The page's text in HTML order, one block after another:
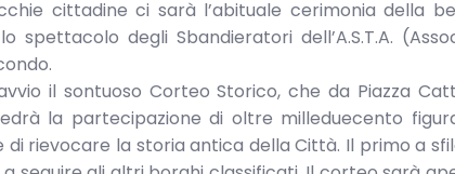
cittadine ci sarà l’abituale cerimonia della
spettacolo degli Sbandieratori dell’A.S.T.A.
il sontuoso Corteo Storico, che da Piazza
la partecipazione di oltre milleduecento
rievocare la storia antica della Città. Il primo a